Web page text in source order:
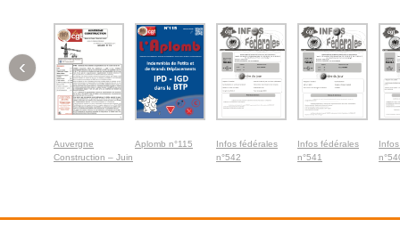
Auvergne
Construction – Juin
Aplomb n°115
Infos fédérales
n°542
Infos fédérales
n°541
‹